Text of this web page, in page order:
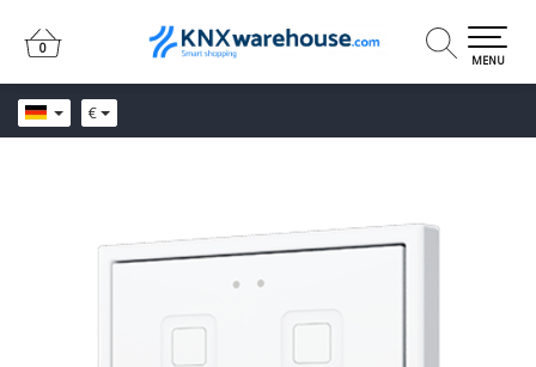
€
0
0
MENU